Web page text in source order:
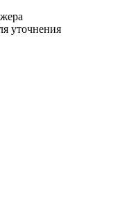
уточнения